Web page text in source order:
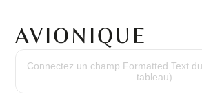
AVIONIQUE
Connectez un champ Formatted Text
tableau)